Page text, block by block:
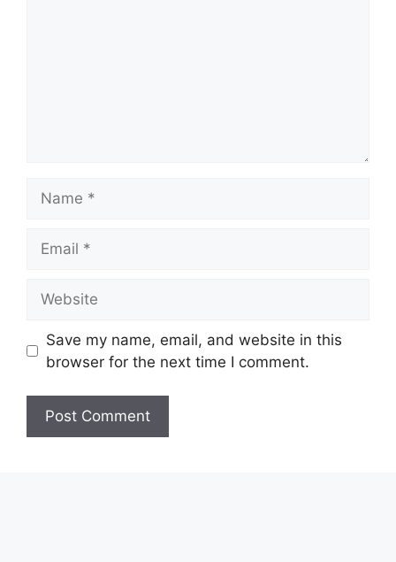
Save my name, email, and website in this
browser for the next time I comment.